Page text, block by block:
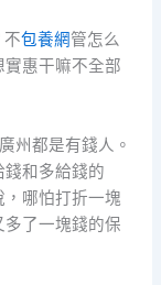
不包養網管怎么
惠干嘛不全部
州都是有錢人。
和多給錢的
哪怕打折一塊
了一塊錢的保